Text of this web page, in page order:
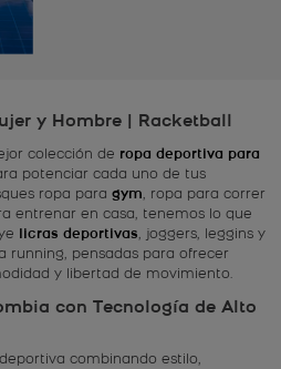
y Hombre | Racketball
colección de ropa deportiva para
potenciar cada uno de tus
ropa para gym, ropa para correr
entrenar en casa, tenemos lo que
licras deportivas, joggers, leggins y
running, pensadas para ofrecer
y libertad de movimiento.
con Tecnología de Alto
combinando estilo,